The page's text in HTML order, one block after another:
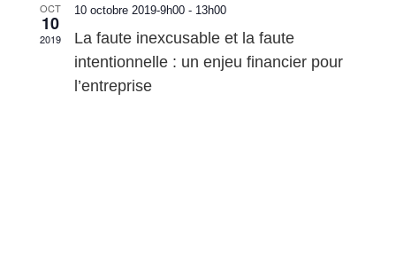
OCT
10
2019
10 octobre 2019-9h00 - 13h00
La faute inexcusable et la faute
intentionnelle : un enjeu financier pour
l’entreprise